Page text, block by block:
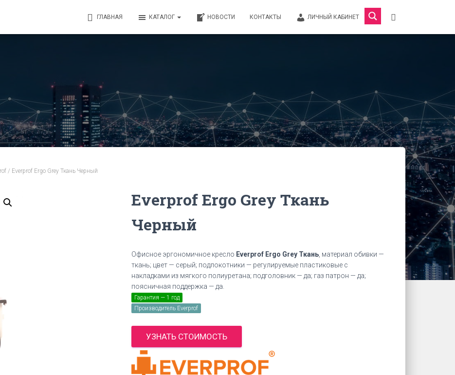
ГЛАВНАЯ КАТАЛОГ НОВОСТИ КОНТАКТЫ ЛИЧНЫЙ КАБИНЕТ
/ Everprof Ergo Grey Ткань Черный
Everprof Ergo Grey Ткань
Черный
Офисное эргономичное кресло Everprof Ergo Grey Ткань , материал обивки —
ткань; цвет — серый; подлокотники — регулируемые пластиковые с
накладками из мягкого полиуретана; подголовник — да; газ патрон — да;
поясничная поддержка — да.
Гарантия — 1 год
Производитель Everprof
УЗНАТЬ СТОИМОСТЬ